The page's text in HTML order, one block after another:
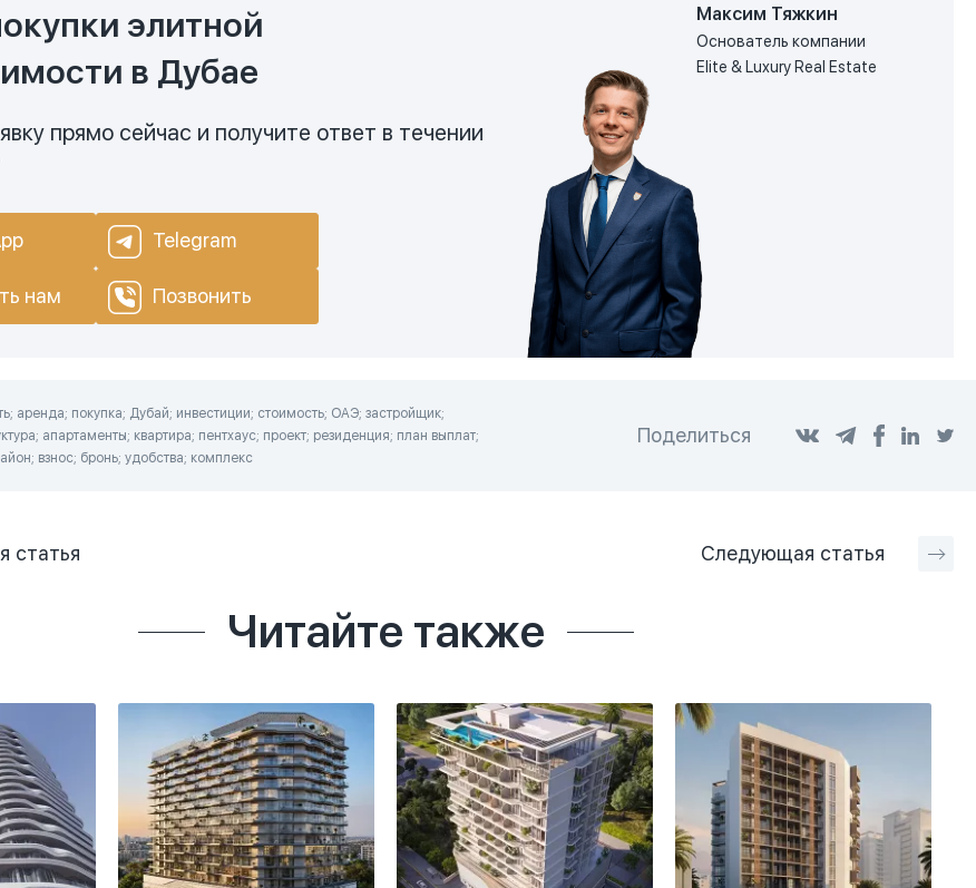
элитной
в Дубае
прямо сейчас и получите ответ в течении
Telegram
нам Позвонить
Максим Тяжкин
Основатель компании
Elite & Luxury Real Estate
аренда; покупка; Дубай; инвестиции; стоимость; ОАЭ; застройщик;
апартаменты; квартира; пентхаус; проект; резиденция; план выплат;
взнос; бронь; удобства; комплекс
Поделиться
статья Следующая статья
Читайте также